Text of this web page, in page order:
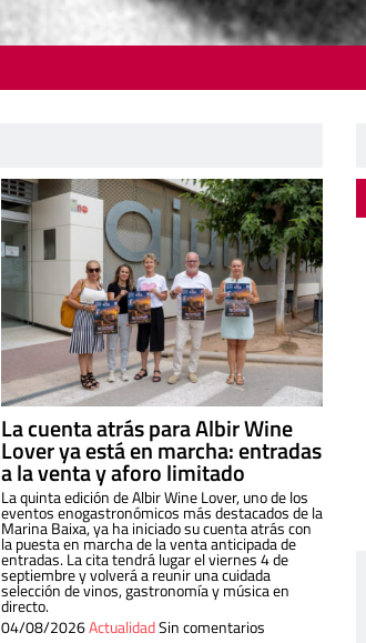
La cuenta atrás para Albir Wine
Lover ya está en marcha: entradas
a la venta y aforo limitado
La quinta edición de Albir Wine Lover, uno de los
eventos enogastronómicos más destacados de la
Marina Baixa, ya ha iniciado su cuenta atrás con
la puesta en marcha de la venta anticipada de
entradas. La cita tendrá lugar el viernes 4 de
septiembre y volverá a reunir una cuidada
selección de vinos, gastronomía y música en
directo.
04/08/2026ActualidadSin comentarios